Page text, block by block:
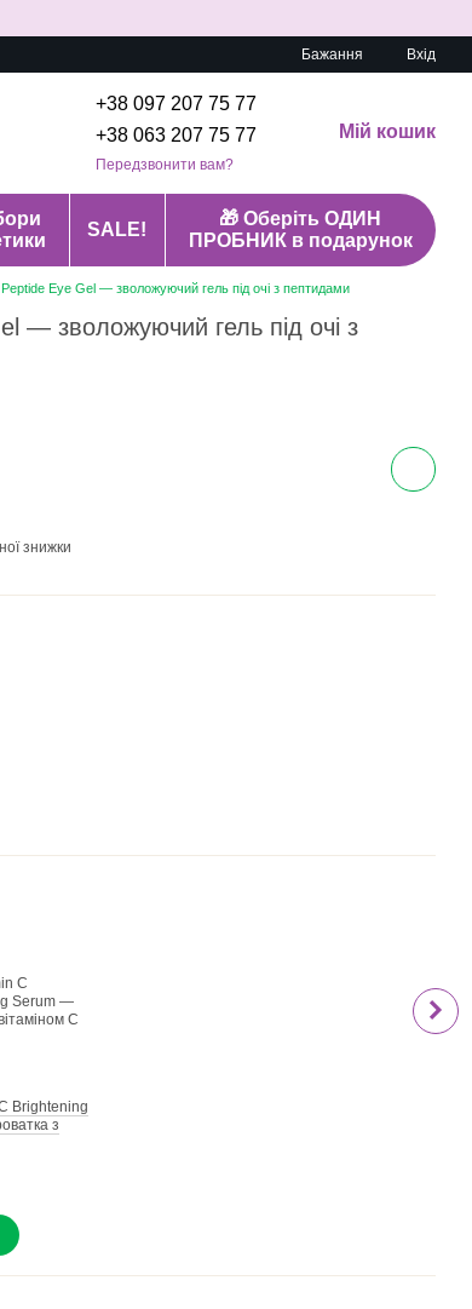
Бажання Вхід
+38 097 207 75 77
+38 063 207 75 77
Передзвонити вам?
Мій кошик
SALE!
🎁 Оберіть ОДИН
ПРОБНИК в подарунок
Eye Gel — зволожуючий гель під очі з пептидами
— зволожуючий гель під очі з
знижки
Brightening
з